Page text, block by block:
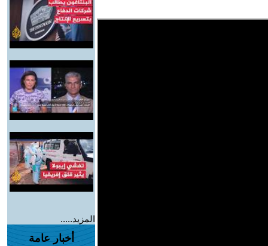
المزيد.....
أخبار عامة